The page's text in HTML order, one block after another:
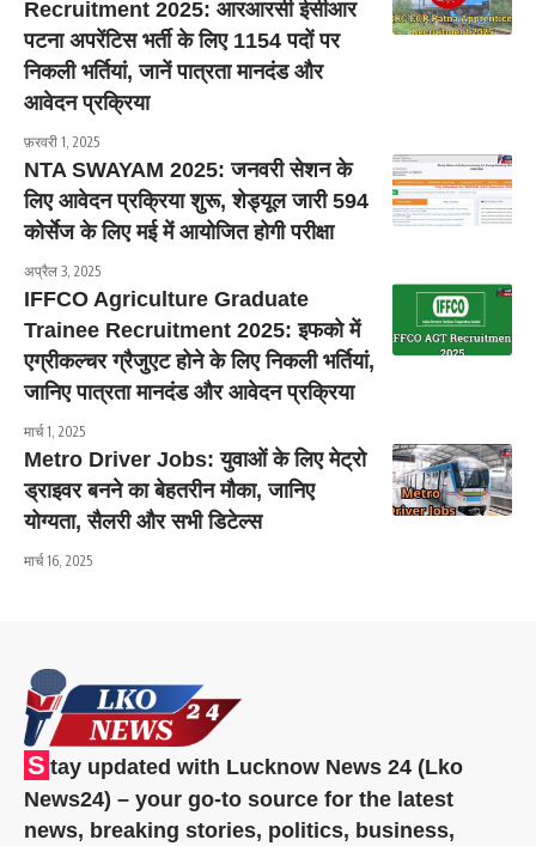
Recruitment 2025: आरआरसी ईसीआर
पटना अपरेंटिस भर्ती के लिए 1154 पदों पर
निकली भर्तियां, जानें पात्रता मानदंड और
आवेदन प्रक्रिया
फ़रवरी 1, 2025
NTA SWAYAM 2025: जनवरी सेशन के
लिए आवेदन प्रक्रिया शुरू, शेड्यूल जारी 594
कोर्सेज के लिए मई में आयोजित होगी परीक्षा
अप्रैल 3, 2025
IFFCO Agriculture Graduate
Trainee Recruitment 2025: इफको में
एग्रीकल्चर ग्रैजुएट होने के लिए निकली भर्तियां,
जानिए पात्रता मानदंड और आवेदन प्रक्रिया
मार्च 1, 2025
Metro Driver Jobs: युवाओं के लिए मेट्रो
ड्राइवर बनने का बेहतरीन मौका, जानिए
योग्यता, सैलरी और सभी डिटेल्स
मार्च 16, 2025
S tay updated with Lucknow News 24 (Lko
News24) – your go-to source for the latest
news, breaking stories, politics, business,